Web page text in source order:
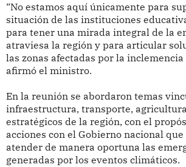
“No estamos aquí únicamente para
situación de las instituciones
para tener una mirada integral de la
atraviesa la región y para articular
las zonas afectadas por la inclemencia
afirmó el ministro.
En la reunión se abordaron temas
infraestructura, transporte,
estratégicos de la región, con el
acciones con el Gobierno nacional
atender de manera oportuna las
generadas por los eventos climáticos.